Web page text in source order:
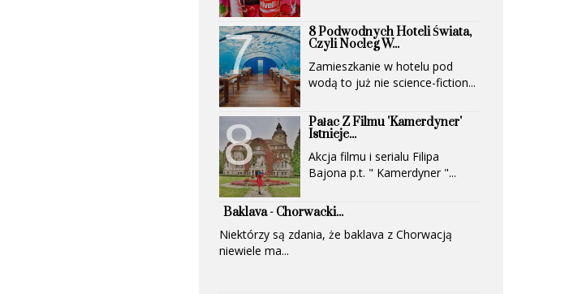
8 Podwodnych Hoteli Świata,
Czyli Nocleg W...
Zamieszkanie w hotelu pod
wodą to już nie science-fiction...
Pałac Z Filmu 'Kamerdyner'
Istnieje...
Akcja filmu i serialu Filipa
Bajona p.t. " Kamerdyner "...
Baklava - Chorwacki...
Niektórzy są zdania, że baklava z Chorwacją
niewiele ma...